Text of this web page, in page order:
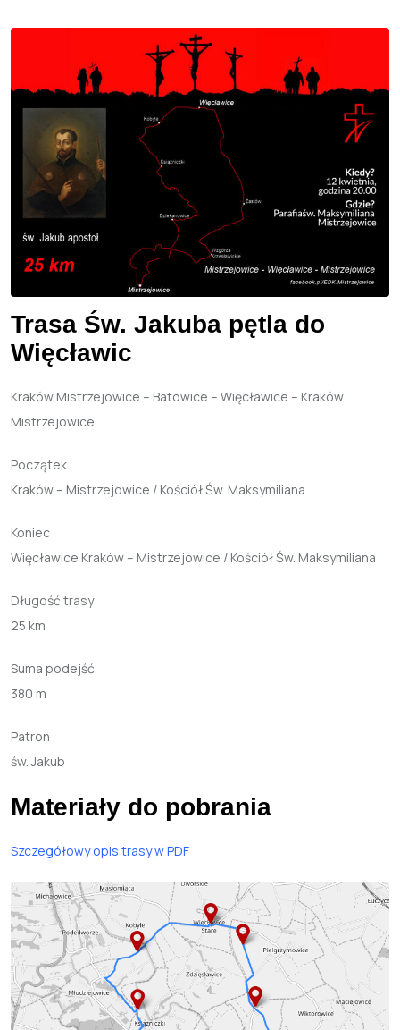
Trasa Św. Jakuba pętla do
Więcławic
Kraków Mistrzejowice – Batowice – Więcławice – Kraków
Mistrzejowice
Początek
Kraków – Mistrzejowice / Kościół Św. Maksymiliana
Koniec
Więcławice Kraków – Mistrzejowice / Kościół Św. Maksymiliana
Długość trasy
25 km
Suma podejść
380 m
Patron
św. Jakub
Materiały do pobrania
Szczegółowyopis trasyw PDF